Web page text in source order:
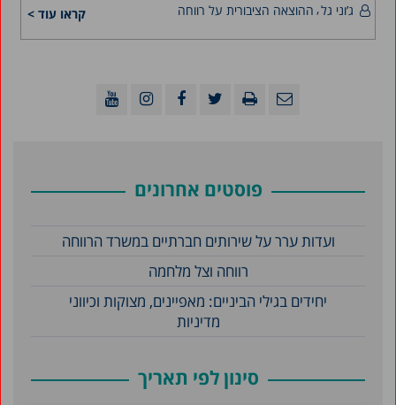
קראו עוד > ג’וני גל ההוצאה הציבורית על רווחה
פוסטים אחרונים
ועדות ערר על שירותים חברתיים במשרד הרווחה
רווחה וצל מלחמה
יחידים בגילי הביניים: מאפיינים, מצוקות וכיווני
מדיניות
סינון לפי תאריך